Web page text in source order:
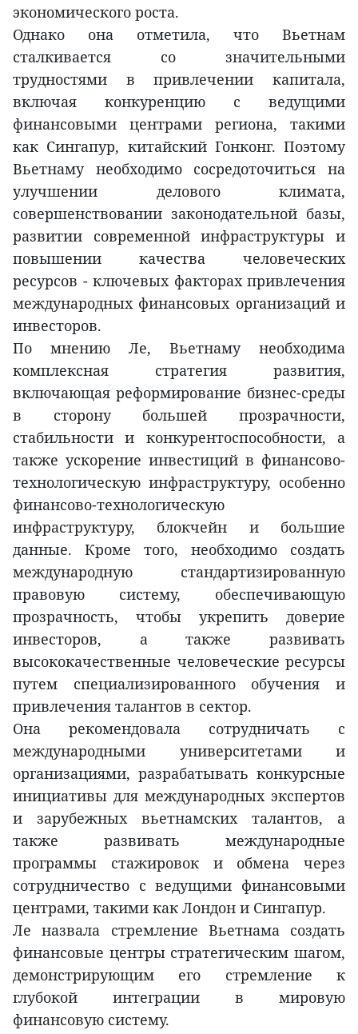
экономического роста.
Однако она отметила, что Вьетнам
сталкивается со значительными
трудностями в привлечении капитала,
включая конкуренцию с ведущими
финансовыми центрами региона, такими
как Сингапур, китайский Гонконг. Поэтому
Вьетнаму необходимо сосредоточиться на
улучшении делового климата,
совершенствовании законодательной базы,
развитии современной инфраструктуры и
повышении качества человеческих
ресурсов - ключевых факторах привлечения
международных финансовых организаций и
инвесторов.
По мнению Ле, Вьетнаму необходима
комплексная стратегия развития,
включающая реформирование бизнес-среды
в сторону большей прозрачности,
стабильности и конкурентоспособности, а
также ускорение инвестиций в финансово-
технологическую инфраструктуру, особенно
финансово-технологическую
инфраструктуру, блокчейн и большие
данные. Кроме того, необходимо создать
международную стандартизированную
правовую систему, обеспечивающую
прозрачность, чтобы укрепить доверие
инвесторов, а также развивать
высококачественные человеческие ресурсы
путем специализированного обучения и
привлечения талантов в сектор.
Она рекомендовала сотрудничать с
международными университетами и
организациями, разрабатывать конкурсные
инициативы для международных экспертов
и зарубежных вьетнамских талантов, а
также развивать международные
программы стажировок и обмена через
сотрудничество с ведущими финансовыми
центрами, такими как Лондон и Сингапур.
Ле назвала стремление Вьетнама создать
финансовые центры стратегическим шагом,
демонстрирующим его стремление к
глубокой интеграции в мировую
финансовую систему.